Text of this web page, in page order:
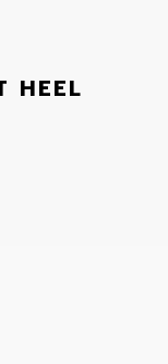
HEEL